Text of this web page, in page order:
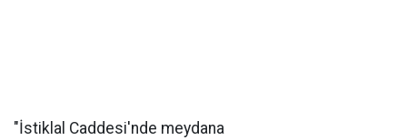
"İstiklal Caddesi'nde meydana